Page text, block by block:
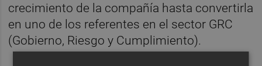
crecimiento de la compañía hasta convertirla
en uno de los referentes en el sector GRC
(Gobierno, Riesgo y Cumplimiento).